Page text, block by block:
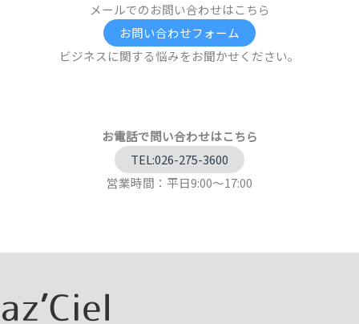
メールでのお問い合わせはこちら
お問い合わせフォーム
ビジネスに関する悩みをお聞かせください。
お電話で問い合わせはこちら
TEL:026-275-3600
営業時間：平日9:00～17:00